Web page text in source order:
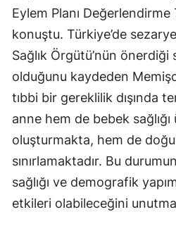
Eylem Planı Değerlendirme
konuştu. Türkiye’de
Sağlık Örgütü’nün önerdiği
olduğunu kaydeden
tıbbi bir gereklilik dışında
anne hem de bebek
oluşturmakta, hem de
sınırlamaktadır. Bu
sağlığı ve demografik
etkileri olabileceğini